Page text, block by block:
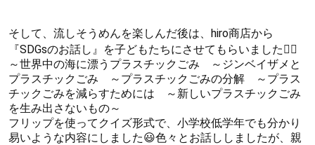
そして、流しそうめんを楽しんだ後は、hiro商店から
『SDGsのお話し』を子どもたちにさせてもらいました🙇‍♀
～世界中の海に漂うプラスチックごみ ～ジンベイザメと
プラスチックごみ ～プラスチックごみの分解 ～プラス
チックごみを減らすためには ～新しいプラスチックごみ
を生み出さないもの～
フリップを使ってクイズ形式で、小学校低学年でも分かり
易いような内容にしました😃色々とお話ししましたが、親